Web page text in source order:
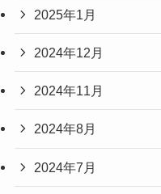
2025年1月
2024年12月
2024年11月
2024年8月
2024年7月